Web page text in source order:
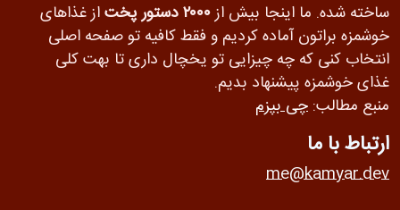
ساخته شده. ما اینجا بیش از۲۰۰۰ دستور پخت
از غذاهای
خوشمزه براتون آماده کردیم و فقط کافیه تو صفحه اصلی
انتخاب کنی که چه چیزایی تو یخچال داری تا بهت کلی
غذای خوشمزه پیشنهاد بدیم.
منبع مطالب: چی بپزم
ارتباط با ما
me@kamyar.dev